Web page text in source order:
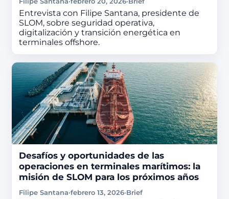
Entrevista con Filipe Santana, presidente de
SLOM, sobre seguridad operativa,
digitalización y transición energética en
terminales offshore.
Desafíos y oportunidades de las
operaciones en terminales marítimos: la
misión de SLOM para los próximos años
Filipe Santana·febrero 13, 2026·Brief